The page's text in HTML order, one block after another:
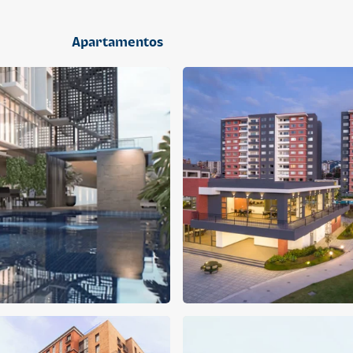
Apartamentos
APARTAMENTO
Q 1,400,000
Cuotas desde Q 9,019*
CENTRICO MADRID
CENTRICO
2 dormitorios 1 baño 2 parqueos
APARTAMENTO
Q 1,300,000
Cuotas desde Q 8,374*
CENTRICO MADRID 2
CENTRICO
2 dormitorios 1 baño 1 parqueo